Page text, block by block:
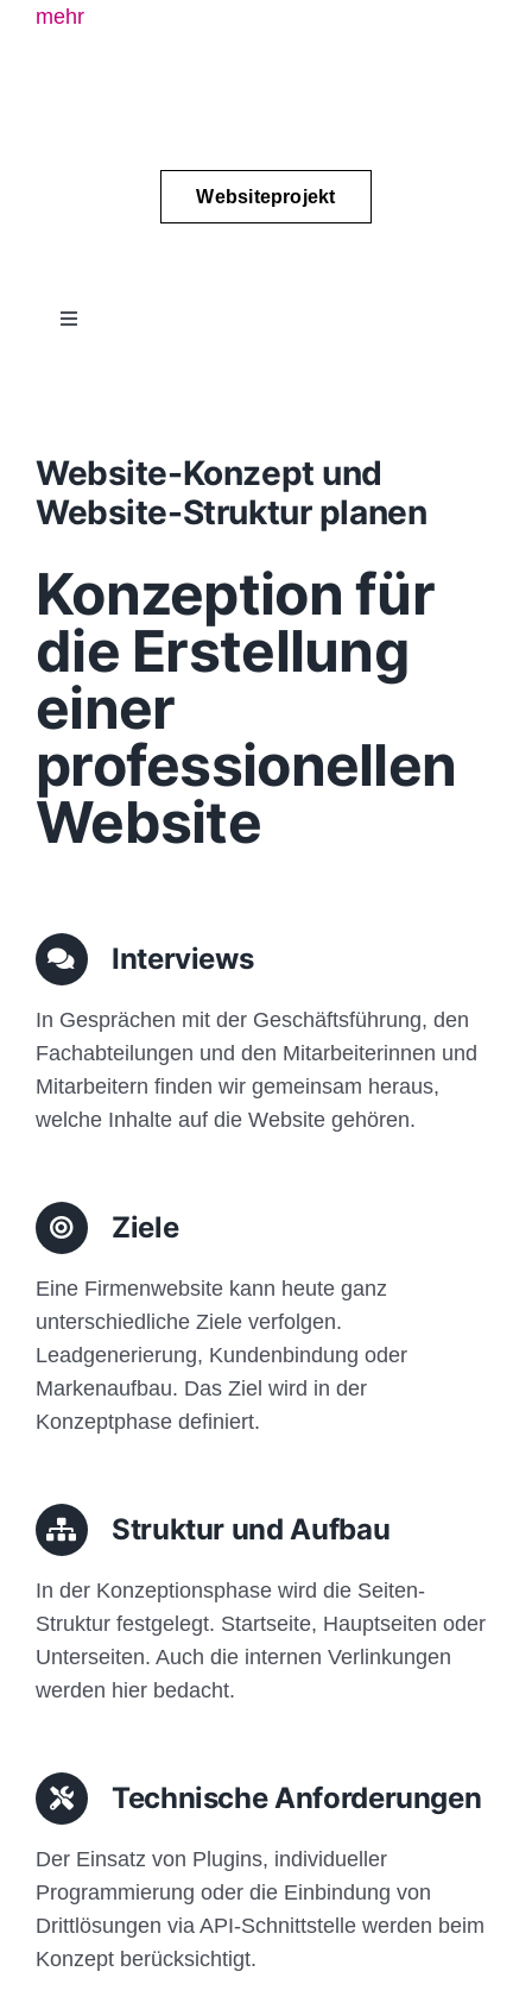
mehr
Websiteprojekt
Toggle
Konzept
Content
Funktionen
Aufbau
Anfrage
Website-Konzept und
Website-Struktur planen
Konzeption für
die Erstellung
einer
professionellen
Website
Interviews
In Gesprächen mit der Geschäftsführung, den
Fachabteilungen und den Mitarbeiterinnen und
Mitarbeitern finden wir gemeinsam heraus,
welche Inhalte auf die Website gehören.
Ziele
Eine Firmenwebsite kann heute ganz
unterschiedliche Ziele verfolgen.
Leadgenerierung, Kundenbindung oder
Markenaufbau. Das Ziel wird in der
Konzeptphase definiert.
Struktur und Aufbau
In der Konzeptionsphase wird die Seiten-
Struktur festgelegt. Startseite, Hauptseiten oder
Unterseiten. Auch die internen Verlinkungen
werden hier bedacht.
Technische Anforderungen
Der Einsatz von Plugins, individueller
Programmierung oder die Einbindung von
Drittlösungen via API-Schnittstelle werden beim
Konzept berücksichtigt.